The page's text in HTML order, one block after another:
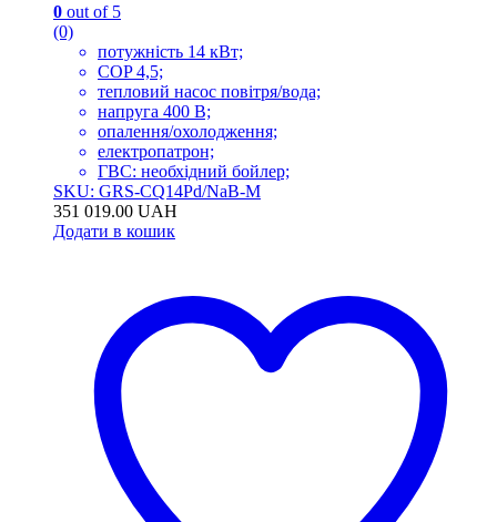
0 out of 5
(0)
потужність 14 кВт;
COP 4,5;
тепловий насос повітря/вода;
напруга 400 В;
опалення/охолодження;
електропатрон;
ГВС: необхідний бойлер;
SKU: GRS-CQ14Pd/NaB-M
351 019.00 UAH
Додати в кошик